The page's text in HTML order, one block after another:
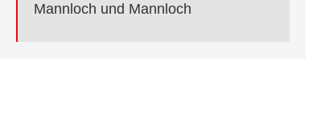
Mannloch und Mannloch